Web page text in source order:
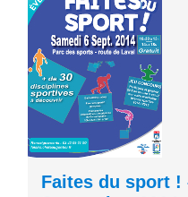
Faites du sport !